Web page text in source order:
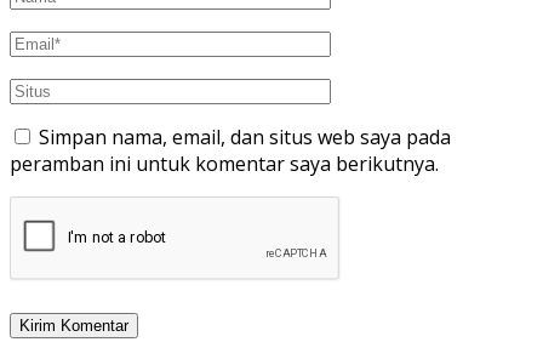
Simpan nama, email, dan situs web saya pada
peramban ini untuk komentar saya berikutnya.